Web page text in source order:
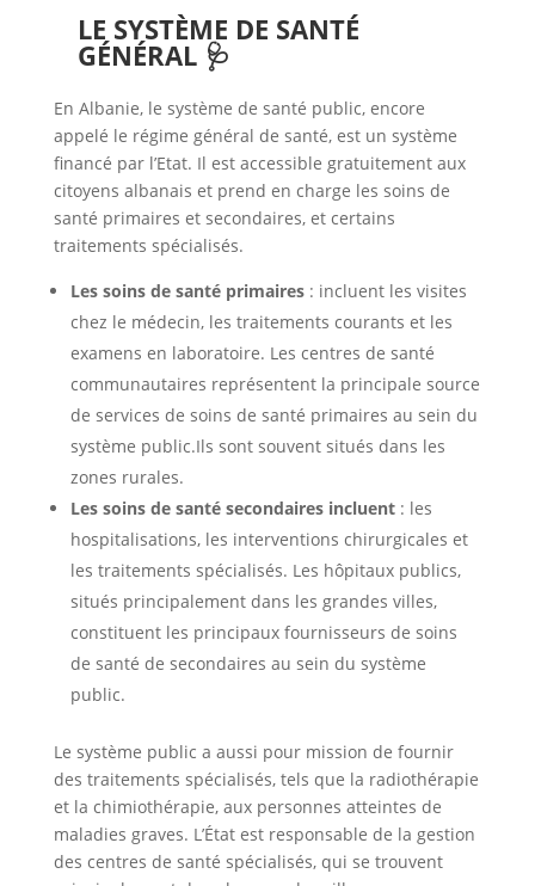
LE SYSTÈME DE SANTÉ
GÉNÉRAL 🩺
En Albanie, le système de santé public, encore
appelé le régime général de santé, est un système
financé par l’Etat. Il est accessible gratuitement aux
citoyens albanais et prend en charge les soins de
santé primaires et secondaires, et certains
traitements spécialisés.
Les soins de santé primaires: incluent les visites
chez le médecin, les traitements courants et les
examens en laboratoire. Les centres de santé
communautaires représentent la principale source
de services de soins de santé primaires au sein du
système public.Ils sont souvent situés dans les
zones rurales.
Les soins de santé secondaires incluent: les
hospitalisations, les interventions chirurgicales et
les traitements spécialisés. Les hôpitaux publics,
situés principalement dans les grandes villes,
constituent les principaux fournisseurs de soins
de santé de secondaires au sein du système
public.
Le système public a aussi pour mission de fournir
des traitements spécialisés, tels que la radiothérapie
et la chimiothérapie, aux personnes atteintes de
maladies graves. L’État est responsable de la gestion
des centres de santé spécialisés, qui se trouvent